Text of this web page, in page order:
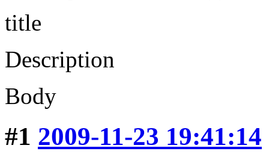
title
Description
Body
#1 2009-11-23 19:41:14